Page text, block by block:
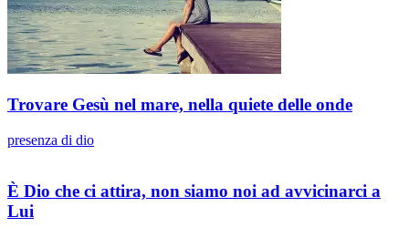
Trovare Gesù nel mare, nella quiete delle onde
presenza di dio
È Dio che ci attira, non siamo noi ad avvicinarci a
Lui